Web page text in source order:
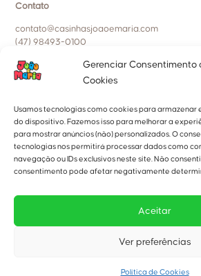
Gerenciar Consentimento
Cookies
Usamos tecnologias como cookies para armazenar
do dispositivo. Fazemos isso para melhorar a
para mostrar anúncios (não) personalizados. O
tecnologias nos permitirá processar dados como
navegação ou IDs exclusivos neste site. Não
consentimento pode afetar negativamente
Aceitar
Ver preferências
Política de Cookies
Contato
contato@casinhasjoaoemaria.com
(47) 98493-0100
Políticas da empresa
Política de cookies
Nossa Localização
A Fábrica fica localizada na:
Bairro: Tabuleiro, Camboriú-SC.